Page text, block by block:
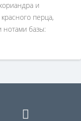
и
перца,
базы: